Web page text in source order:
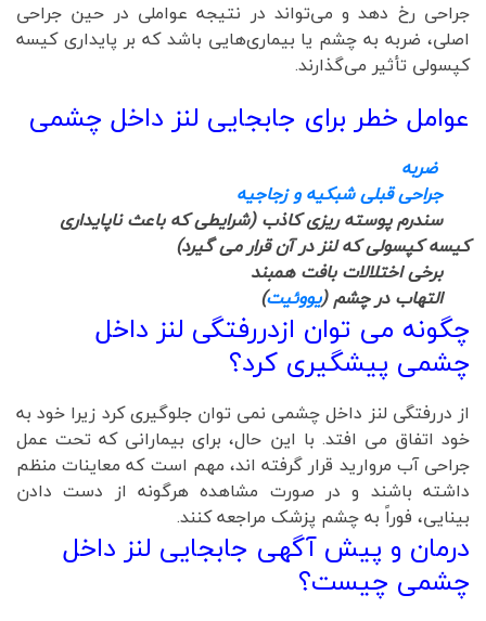
جراحی رخ دهد و می‌تواند در نتیجه عواملی در حین جراحی
اصلی، ضربه به چشم یا بیماری‌هایی باشد که بر پایداری کیسه
کپسولی تأثیر می‌گذارند.
عوامل خطر برای جابجایی لنز داخل چشمی
ضربه
جراحی قبلی شبکیه و زجاجیه
سندرم پوسته ریزی کاذب (شرایطی که باعث ناپایداری
کیسه کپسولی که لنز در آن قرار می گیرد)
برخی اختلالات بافت همبند
التهاب در چشم (یووئیت)
چگونه می توان ازدررفتگی لنز داخل
چشمی پیشگیری کرد؟
از دررفتگی لنز داخل چشمی نمی توان جلوگیری کرد زیرا خود به
خود اتفاق می افتد. با این حال، برای بیمارانی که تحت عمل
جراحی آب مروارید قرار گرفته اند، مهم است که معاینات منظم
داشته باشند و در صورت مشاهده هرگونه از دست دادن
بینایی، فوراً به چشم پزشک مراجعه کنند.
درمان و پیش آگهی جابجایی لنز داخل
چشمی چیست؟